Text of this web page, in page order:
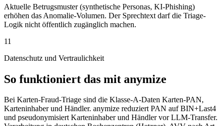
Aktuelle Betrugsmuster (synthetische Personas, KI-Phishing)
erhöhen das Anomalie-Volumen. Der Sprechtext darf die Triage-
Logik nicht öffentlich zugänglich machen.
11
Datenschutz und Vertraulichkeit
So funktioniert das mit anymize
Bei Karten-Fraud-Triage sind die Klasse-A-Daten Karten-PAN,
Karteninhaber und Händler. anymize reduziert PAN auf BIN+Last4
und pseudonymisiert Karteninhaber und Händler vor LLM-Transfer.